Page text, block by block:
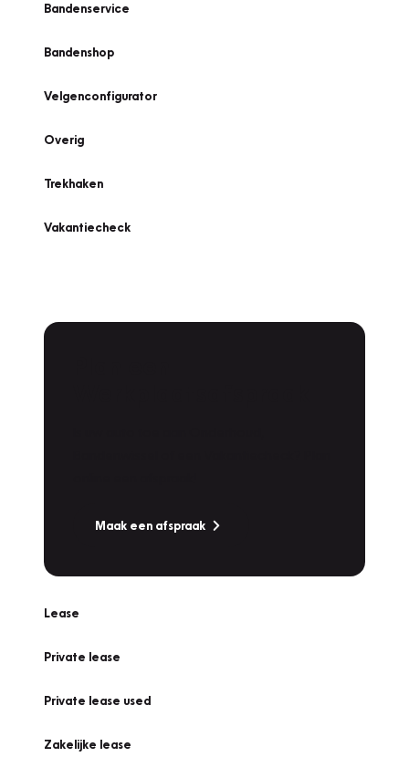
Bandenservice
Bandenshop
Velgenconfigurator
Overig
Trekhaken
Vakantiecheck
Maak een afspraak
Lease
Private lease
Private lease used
Zakelijke lease